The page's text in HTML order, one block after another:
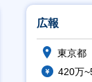
広報
東京都
420万